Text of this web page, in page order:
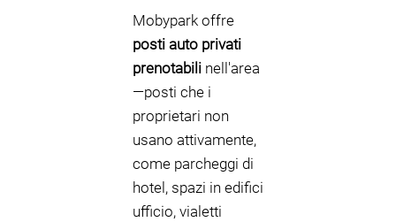
Mobypark offre
posti auto privati
prenotabili nell'area
—posti che i
proprietari non
usano attivamente,
come parcheggi di
hotel, spazi in edifici
ufficio, vialetti